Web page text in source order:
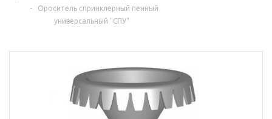
-
Ороситель спринклерный пенный
универсальный "СПУ"